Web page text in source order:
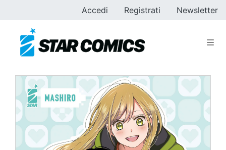
Accedi Registrati Newsletter